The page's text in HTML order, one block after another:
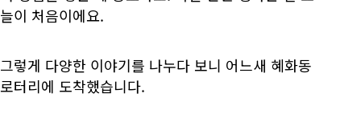
늘이 처음이에요.
그렇게 다양한 이야기를 나누다 보니 어느새 혜화동
로터리에 도착했습니다.